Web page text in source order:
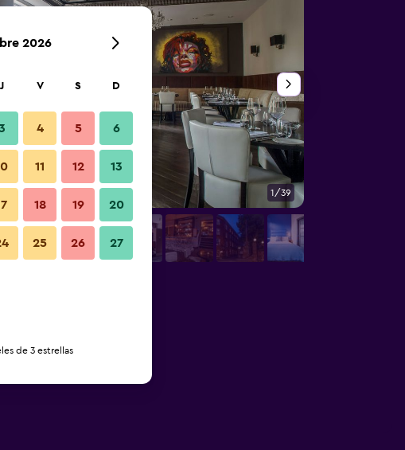
1/39
2026
J V S D
4 5 6
11 12 13
18 19 20
25 26 27
de 3 estrellas